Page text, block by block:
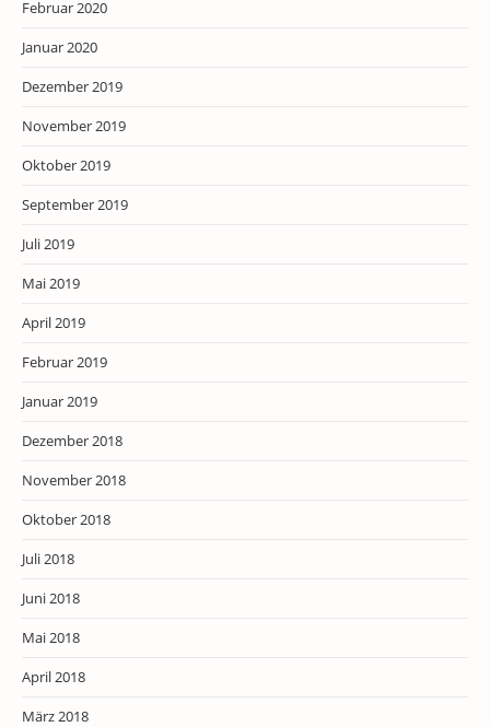
Februar 2020
Januar 2020
Dezember 2019
November 2019
Oktober 2019
September 2019
Juli 2019
Mai 2019
April 2019
Februar 2019
Januar 2019
Dezember 2018
November 2018
Oktober 2018
Juli 2018
Juni 2018
Mai 2018
April 2018
März 2018